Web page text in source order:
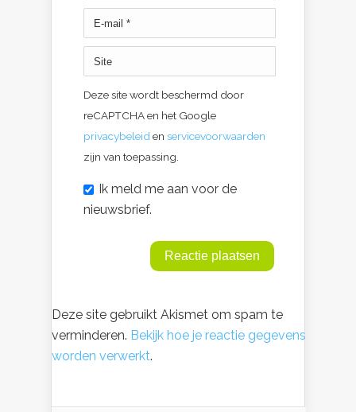
Deze site wordt beschermd door
reCAPTCHA en het Google
privacybeleid en servicevoorwaarden
zijn van toepassing.
Ik meld me aan voor de
nieuwsbrief.
Deze site gebruikt Akismet om spam te
verminderen. Bekijk hoe je reactie gegevens
worden verwerkt.